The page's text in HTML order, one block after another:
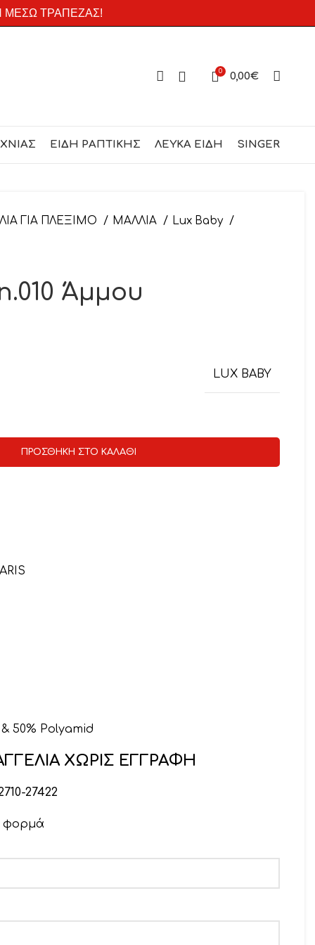
ΜΕΣΩ ΤΡΑΠΕΖΑΣ!
0 0,00€
ΕΙΔΗ ΡΑΠΤΙΚΗΣ ΛΕΥΚΑ ΕΙΔΗ SINGER
ΓΙΑ ΠΛΕΞΙΜΟ ΜΑΛΛΙΑ
Lux Baby
Άμμου
LUX BABY
ΠΡΟΣΘΉΚΗ ΣΤΟ ΚΑΛΆΘΙ
50% Polyamid
ΧΩΡΙΣ ΕΓΓΡΑΦΗ
27422
φορμά